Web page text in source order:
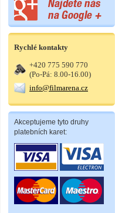
Rychlé kontakty
+420 775 590 770
(Po-Pá: 8.00-16.00)
info@filmarena.cz
Akceptujeme tyto druhy
platebních karet: